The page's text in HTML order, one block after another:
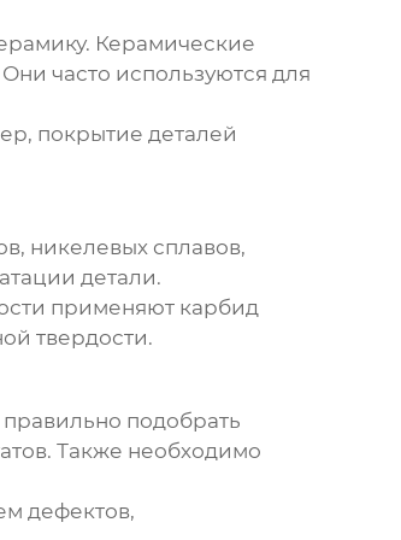
Керамические
часто используются для
покрытие деталей
никелевых сплавов,
детали.
применяют карбид
твердости.
подобрать
Также необходимо
дефектов,